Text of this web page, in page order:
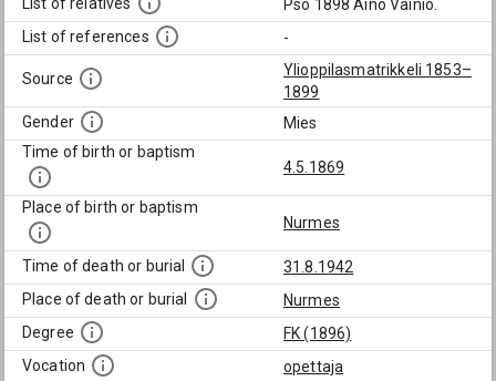
List of relatives
Pso 1898 Aino Vainio.
List of references
-
Source
Ylioppilasmatrikkeli 1853–
1899
Gender
Mies
Time of birth or baptism
4.5.1869
Place of birth or baptism
Nurmes
Time of death or burial
31.8.1942
Place of death or burial
Nurmes
Degree
FK (1896)
Vocation
opettaja